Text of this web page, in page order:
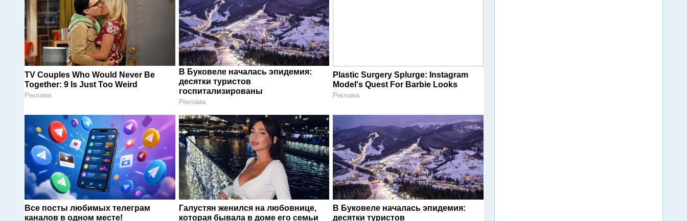
TV Couples Who Would Never Be
Together: 9 Is Just Too Weird
Реклама
В Буковеле началась эпидемия:
десятки туристов
госпитализированы
Реклама
Plastic Surgery Splurge: Instagram
Model's Quest For Barbie Looks
Реклама
Все посты любимых телеграм
каналов в одном месте!
Галустян женился на любовнице,
которая бывала в доме его семьи
В Буковеле началась эпидемия:
десятки туристов